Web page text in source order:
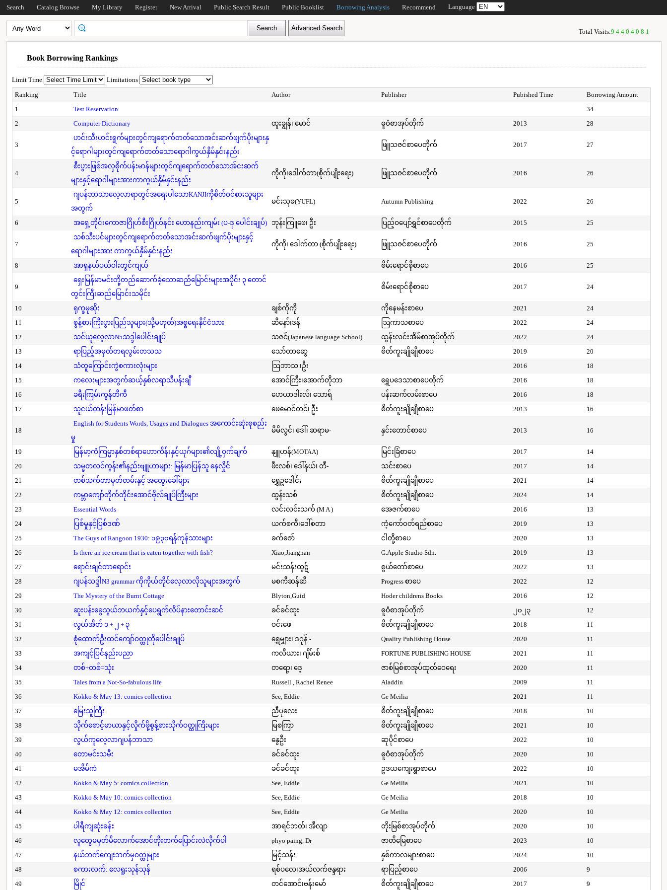
Search Catalog Browse My Library Register New Arrival Public Search Result Public Booklist Borrowing Analysis Recommend Language
Total Visits:94404081
Book Borrowing Rankings
Limit Time
Limitations
Ranking
Title Author Publisher Pubished Time
Borrowing Amount
1
Test Reservation
34
2
Computer Dictionary ထူးချွန်၊ မောင် ဓူဝံစာအုပ်တိုက် 2013 28
3
ဟင်းသီးဟင်းရွက်များတွင်ကျရောက်တတ်သောအင်းဆက်ဖျက်ပိုးများနှ
င့်ရောဂါများတွင်ကျရောက်တတ်သောရောဂါကွယ်နှိမ်နှင်းနည်း
ဖြူသဇင်စာပေတိုက် 2017 27
4
စီးပွားဖြစ်အလှစိုက်ပန်းမာန်များတွင်ကျရောက်တတ်သောအ်ငးဆက်
များနှင့်ရောဂါများအားကာကွယ်နှိမ်နှင်းနည်း
ကိုကို၊ဒေါက်တာ(စိုက်ပျိုးရေး) ဖြူသဇင်စာပေတိုက် 2016 26
5
ဂျပန်ဘာသာလေ့လာရာတွင်အရေးပါသောKANJIကိုစိတ်ဝင်စားသူများ
အတွက်
မင်းသုခ(YUFL) Autumn Publishing 2022 26
6 အရှေ့တိုင်းကောဇာဂြိုဟ်စီးဂြိုဟ်နင်း ဟောနည်းကျမ်း (ပ-ဒု ပေါင်းချုပ်) ဘုန်းကြူဖေ၊ ဦး ပြည့်ဝပျော်ရွှင်စာပေတိုက် 2015 25
7
သစ်သီးပင်များတွင်ကျရောက်တတ်သောအင်းဆက်ဖျက်ပိုးများနှင့်
ရောဂါများအား ကာကွယ်နှိမ်နှင်းနည်း
ကိုကို၊ ဒေါက်တာ (စိုက်ပျိုးရေး) ဖြူသဇင်စာပေတိုက် 2016 25
8 အာရှနယ်ပယ်ဝါးတွင်ကျယ် စိမ်းရောင်စိုစာပေ 2016 25
9
ရှေးမြန်မာမင်းတို့တည်ဆောက်ခဲ့သောဆည်မြောင်းများအပိုင်း ၃ တောင်
တွင်းကြီးဆည်မြောင်းသမိုင်း
စိမ်းရောင်စိုစာပေ 2017 24
10 ရုက္ခမုဆိုး ချစ်ကိုကို ကိုနေမန်းစာပေ 2021
24
11
စွန့်စားကြီးပွားပြည်သူများ(သို့မဟုတ်)အစ္စရေးနိုင်ငံသား ဆီနော်၊ဒန် ဩကာသစာပေ 2022
24
12
သင်ယူလေ့လာN5သဒ္ဒါပေါင်းချုပ် သဇင်(Japanese language School) ထွန်းလင်းအိမ်စာအုပ်တိုက် 2022
24
13
ရာပြည့်အမှတ်တရလွမ်းတသသ သော်တာဆွေ စိတ်ကူးချိုချိုစာပေ 2019
20
14
သံတူကြောင်းကွဲစကားလုံးများ သြဘာသ ၊ဦး 2016
18
15
ကလေးများအတွက်ဆယ့်နှစ်လရာသီပန်းချီ အောင်ကြီး၊အောက်တိုဘာ ရွှေပဒေသာစာပေတိုက် 2016
18
16
ခရီးကြမ်းကွန်တီကီ ဟေယာဒါးလ်၊ သောရ် ပန်းဆက်လမ်းစာပေ 2016
18
17
သူငယ်တန်းမြန်မာဖတ်စာ ဖေမောင်တင်၊ ဦး စိတ်ကူးချိုချိုစာပေ 2013 16
18
English for Students Words, Usages and Dialogues အကောင်းဆုံးစုစည်း
မှု
မိမိလွင်၊ ဒေါ်၊ ဆရာမ- နှင်းတောင်စာပေ 2013 16
19 မြန်မာ့ကံကြမ္မာနှစ်တစ်ရာဟောကိန်းနှင့်ယုဂ်များ၏လျို့ဝှက်ချက် နျူဟန်(MOTAA) မြင်းခြံစာပေ 2017
14
20
သမ္မတလင်ကွန်း၏နည်းဗျူဟာများ: မြန်မာပြန်သူ နေလှိုင် ဖီးလစ်၊ ဒေါ်နယ်၊ တီ- သင်းစာပေ 2017
14
21
တစ်သက်တာမှတ်တမ်းနှင့် အတွေးခေါ်များ ရွှေဥဒေါင်း စိတ်ကူးချိုချိုစာပေ 2021
14
22
ကမ္ဘာကျော်တိုက်တိုင်းအောင်ဗိုလ်ချုပ်ကြီးများ ထွန်းသစ် စိတ်ကူးချိုချိုစာပေ 2024
14
23
Essential Words လင်းလင်းသက် (M A ) အေဇက်စာပေ 2016
13
24
ပြစ်မှုနှင့်ပြစ်ဒဏ် ယက်စကီ၊ဒေါ်စတာ ကံ့ကော်ဝတ်ရည်စာပေ 2019
13
25
The Guys of Rangoon 1930: ၁၉၃၀ရန်ကုန်သားများ ခက်ဇော် ငါတို့စာပေ 2020
13
26
Is there an ice cream that is eaten together with fish? Xiao,Jiangnan G.Apple Studio Sdn. 2019
13
27
ရောင်းချင်တာရောင်း မင်းသန်းထွဋ် စွယ်တော်စာပေ 2022
13
28
ဂျပန်သဒ္ဒါN3 grammar ကိုကိုယ်တိုင်လေ့လာလိုသူများအတွက် မစကီဆန်ဆီ Progress စာပေ 2022
12
29
The Mystery of the Burnt Cottage Blyton,Guid Hoder childrens Books 2016
12
30
ဆူးပန်းခွေသွယ်ဘယက်နှင့်ပေရွက်လိပ်နားတောင်းဆင် ခင်ခင်ထူး ဓူဝံစာအုပ်တိုက် ၂၀၂၃
12
31
လွယ်အိတ် ၁ + ၂ + ၃ ဝင်းဖေ စိတ်ကူးချိုချိုစာပေ 2018
11
32
စုံထောက်ဦးထင်ကျော်ဝတ္ထုတိုပေါင်းချုပ် ရွှေမျှား၊ ဒဂုန် - Quality Publishing House 2020
11
33
အကျင့်ပြင်နည်းပညာ ကလီယား၊ ဂျိမ်းစ် FORTUNE PUBLISHING HOUSE 2021
11
34
တစ်+တစ်=သုံး တရော့၊ ဒေ့ ဇာစ်မြစ်စာအုပ်ထုတ်ဝေရေး 2020
11
35
Tales from a Not-So-fabulous life Russell , Rachel Renee Aladdin 2009
11
36
Kokko & May 13: comics collection See, Eddie Ge Meilia 2021
11
37
မြေးသူကြီး ညီပုလေး စိတ်ကူးချိုချိုစာပေ 2018
10
38
သိုက်စောင့်မာယာနှင့်လှိုက်ဖို့စွန့်စားသိုက်ဝတ္ထုကြီးများ မြစကြာ စိတ်ကူးချိုချိုစာပေ 2021
10
39
လွယ်ကူလေ့လာဂျပန်ဘာသာ နွေဦး ဆုပိုင်စာပေ 2022
10
40
တောမင်းသမီး ခင်ခင်ထူး ဓူဝံစာအုပ်တိုက် 2020
10
41
မအိမ်ကံ ခင်ခင်ထူး ဥဒယကျေးရွာစာပေ 2022
10
42
Kokko & May 5: comics collection See, Eddie Ge Meilia 2021
10
43
Kokko & May 10: comics collection See, Eddie Ge Meilia 2018
10
44
Kokko & May 12: comics collection See, Eddie Ge Meilia 2020
10
45
ပါရီကျဆုံးခန်း အာရင်ဘတ်၊ အီလျာ တိုးမြစ်စာအုပ်တိုက် 2020
10
46
လူတွေမမှတ်မိလောက်အောင်တိုးတက်ပြောင်းလဲလိုက်ပါ phyo paing, Dr ဇာတိမြေစာပေ 2023
10
47
နယ်ဘက်ကျေးဘက်မှဝတ္ထုများ မြင့်သန်း နှစ်ကာလများစာပေ 2024
10
48
စကားလက်: လေရူးသုန်သုန် ရစ်ပလေ၊အယ်လက်ဇန္ဒရား ရာပြည့်စာပေ 2006
9
49
မြိုင် တင်အောင်၊ဗန်းမော် စိတ်ကူးချိုချိုစာပေ 2017 9